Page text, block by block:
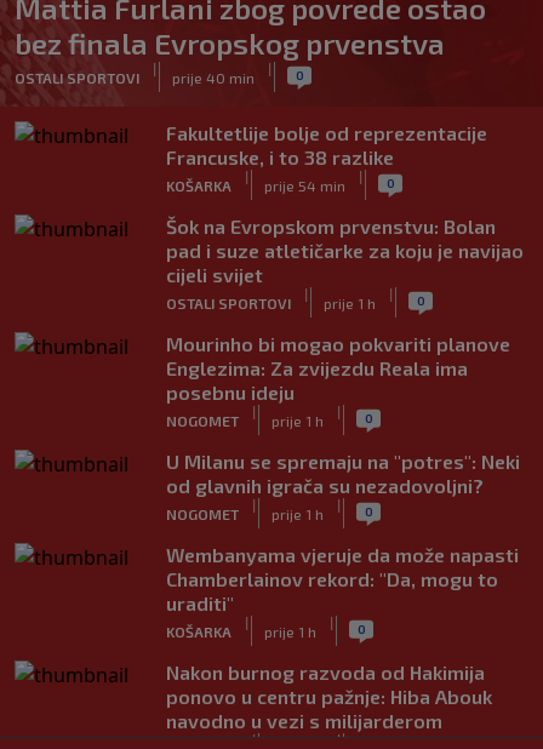
Mattia Furlani zbog povrede ostao
bez finala Evropskog prvenstva
OSTALI SPORTOVI
|
prije 40 min
| 0
Fakultetlije bolje od reprezentacije
Francuske, i to 38 razlike
KOŠARKA
|
prije 54 min
| 0
Šok na Evropskom prvenstvu: Bolan
pad i suze atletičarke za koju je navijao
cijeli svijet
OSTALI SPORTOVI
|
prije 1 h
| 0
Mourinho bi mogao pokvariti planove
Englezima: Za zvijezdu Reala ima
posebnu ideju
NOGOMET
|
prije 1 h
| 0
U Milanu se spremaju na "potres": Neki
od glavnih igrača su nezadovoljni?
NOGOMET
|
prije 1 h
| 0
Wembanyama vjeruje da može napasti
Chamberlainov rekord: "Da, mogu to
uraditi"
KOŠARKA
|
prije 1 h
| 0
Nakon burnog razvoda od Hakimija
ponovo u centru pažnje: Hiba Abouk
navodno u vezi s milijarderom
| |